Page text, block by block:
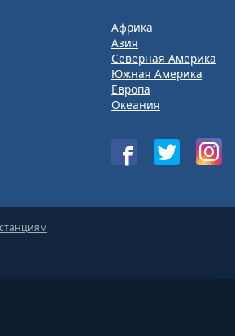
Африка
Азия
Северная Америка
Южная Америка
Европа
Океания